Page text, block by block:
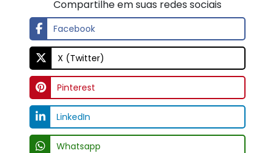
Compartilhe em suas redes sociais
Facebook
X (Twitter)
Pinterest
LinkedIn
Whatsapp